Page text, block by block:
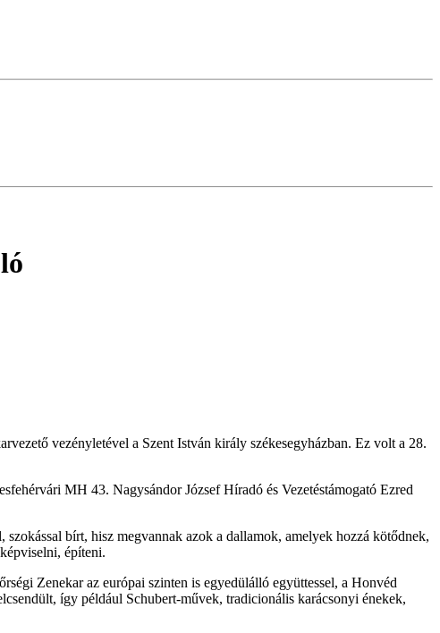
vezényletével a Szent István király székesegyházban. Ez volt a 28.
MH 43. Nagysándor József Híradó és Vezetéstámogató Ezred
bírt, hisz megvannak azok a dallamok, amelyek hozzá kötődnek,
építeni.
Zenekar az európai szinten is egyedülálló együttessel, a Honvéd
így például Schubert-művek, tradicionális karácsonyi énekek,